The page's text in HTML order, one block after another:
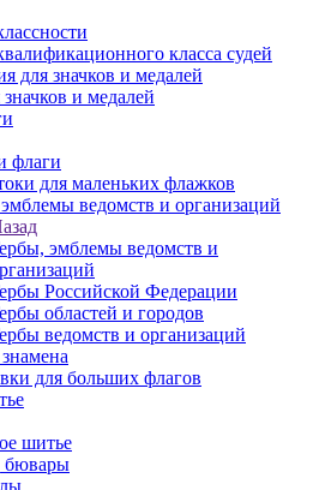
класса судей
для значков и медалей
и медалей
флаги
для маленьких флажков
ведомств и организаций
эмблемы ведомств и
Российской Федерации
областей и городов
ведомств и организаций
для больших флагов
шитье
бювары